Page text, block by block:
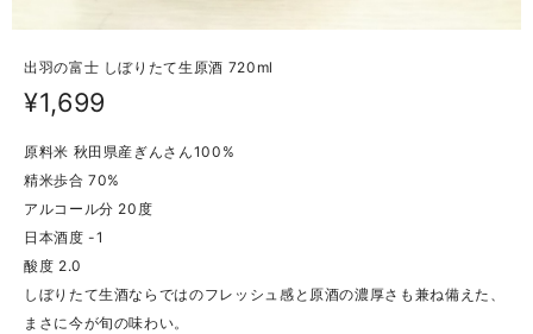
出羽の富士 しぼりたて生原酒 720ml
¥1,699
原料米 秋田県産ぎんさん100%
精米歩合 70%
アルコール分 20度
日本酒度 -1
酸度 2.0
しぼりたて生酒ならではのフレッシュ感と原酒の濃厚さも兼ね備えた、
まさに今が旬の味わい。